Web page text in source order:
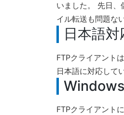
いました。 先日、
イル転送も問題な
日本語対
FTPクライアント
日本語に対応して
FTPクライアント